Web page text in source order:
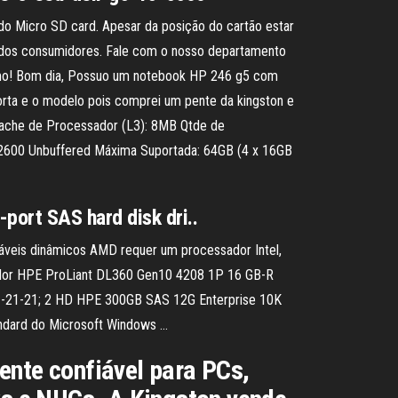
Micro SD card. Apesar da posição do cartão estar
consumidores. Fale com o nosso departamento
Bom dia, Possuo um notebook HP 246 g5 com
e o modelo pois comprei um pente da kingston e
de Processador (L3): 8MB Qtde de
Unbuffered Máxima Suportada: 64GB (4 x 16GB
port SAS hard disk dri..
dinâmicos AMD requer um processador Intel,
HPE ProLiant DL360 Gen10 4208 1P 16 GB-R
21; 2 HD HPE 300GB SAS 12G Enterprise 10K
do Microsoft Windows …
confiável para PCs,